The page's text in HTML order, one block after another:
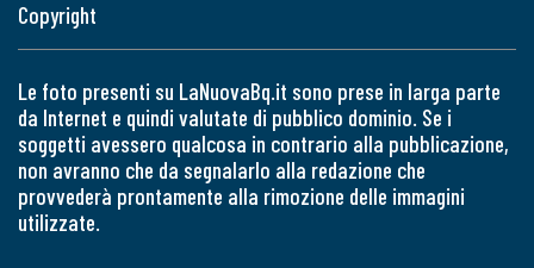
Copyright
Le foto presenti su LaNuovaBq.it sono prese in larga parte
da Internet e quindi valutate di pubblico dominio. Se i
soggetti avessero qualcosa in contrario alla pubblicazione,
non avranno che da segnalarlo alla redazione che
provvederà prontamente alla rimozione delle immagini
utilizzate.